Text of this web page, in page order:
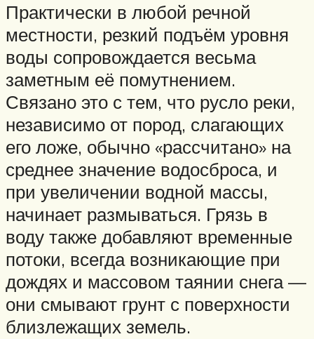
Практически в любой речной
местности, резкий подъём уровня
воды сопровождается весьма
заметным её помутнением.
Связано это с тем, что русло реки,
независимо от пород, слагающих
его ложе, обычно «рассчитано» на
среднее значение водосброса, и
при увеличении водной массы,
начинает размываться. Грязь в
воду также добавляют временные
потоки, всегда возникающие при
дождях и массовом таянии снега —
они смывают грунт с поверхности
близлежащих земель.